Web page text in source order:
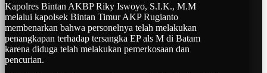
Kapolres Bintan AKBP Riky Iswoyo, S.I.K., M.M
melalui kapolsek Bintan Timur AKP Rugianto
membenarkan bahwa personelnya telah melakukan
penangkapan terhadap tersangka EP als M di Batam
karena diduga telah melakukan pemerkosaan dan
pencurian.